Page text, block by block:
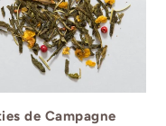
de Campagne